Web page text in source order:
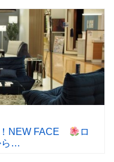
NEW FACE
ロ
ら…